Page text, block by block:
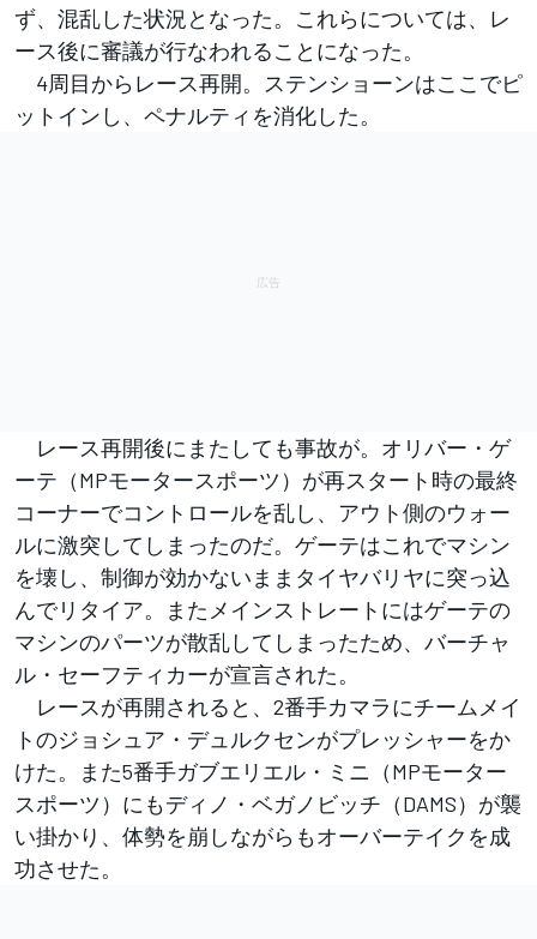
ず、混乱した状況となった。これらについては、レ
ース後に審議が行なわれることになった。
4周目からレース再開。ステンショーンはここでピ
ットインし、ペナルティを消化した。
レース再開後にまたしても事故が。オリバー・ゲ
ーテ（MPモータースポーツ）が再スタート時の最終
コーナーでコントロールを乱し、アウト側のウォー
ルに激突してしまったのだ。ゲーテはこれでマシン
を壊し、制御が効かないままタイヤバリヤに突っ込
んでリタイア。またメインストレートにはゲーテの
マシンのパーツが散乱してしまったため、バーチャ
ル・セーフティカーが宣言された。
レースが再開されると、2番手カマラにチームメイ
トのジョシュア・デュルクセンがプレッシャーをか
けた。また5番手ガブエリエル・ミニ（MPモーター
スポーツ）にもディノ・ベガノビッチ（DAMS）が襲
い掛かり、体勢を崩しながらもオーバーテイクを成
功させた。